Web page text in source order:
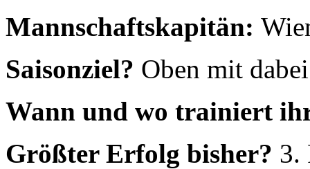
Mannschaftskapitän:
Saisonziel? Oben mit
Wann und wo trainiert
Größter Erfolg bisher? 3.